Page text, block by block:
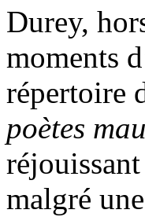
Durey,
moments
répertoire
poètes
malgré